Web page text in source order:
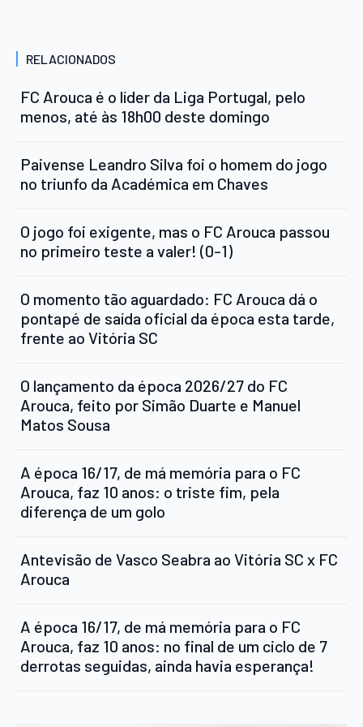
RELACIONADOS
FC Arouca é o líder da Liga Portugal, pelo
menos, até às 18h00 deste domingo
Paivense Leandro Silva foi o homem do jogo
no triunfo da Académica em Chaves
O jogo foi exigente, mas o FC Arouca passou
no primeiro teste a valer! (0-1)
O momento tão aguardado: FC Arouca dá o
pontapé de saída oficial da época esta tarde,
frente ao Vitória SC
O lançamento da época 2026/27 do FC
Arouca, feito por Simão Duarte e Manuel
Matos Sousa
A época 16/17, de má memória para o FC
Arouca, faz 10 anos: o triste fim, pela
diferença de um golo
Antevisão de Vasco Seabra ao Vitória SC x FC
Arouca
A época 16/17, de má memória para o FC
Arouca, faz 10 anos: no final de um ciclo de 7
derrotas seguidas, ainda havia esperança!